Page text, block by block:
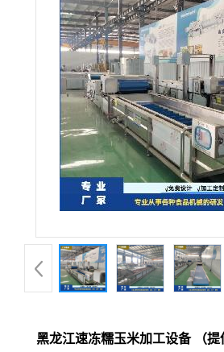
黑龙江速冻糯玉米加工设备 （提